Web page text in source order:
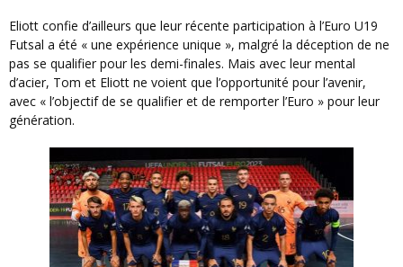
Eliott confie d’ailleurs que leur récente participation à l’Euro U19
Futsal a été « une expérience unique », malgré la déception de ne
pas se qualifier pour les demi-finales. Mais avec leur mental
d’acier, Tom et Eliott ne voient que l’opportunité pour l’avenir,
avec « l’objectif de se qualifier et de remporter l’Euro » pour leur
génération.